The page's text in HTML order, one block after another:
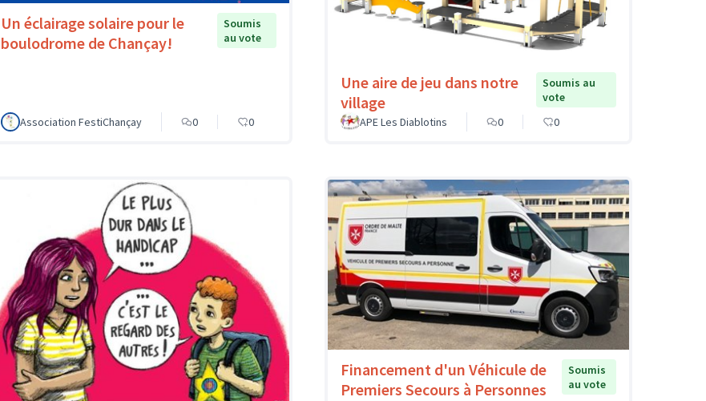
Un éclairage solaire pour le
boulodrome de Chançay!
Soumis
au vote
Association FestiChançay 0 0
Une aire de jeu dans notre
village
Soumis au
vote
APE Les Diablotins
0 0
Financement d'un Véhicule de
Premiers Secours à Personnes
Soumis
au vote